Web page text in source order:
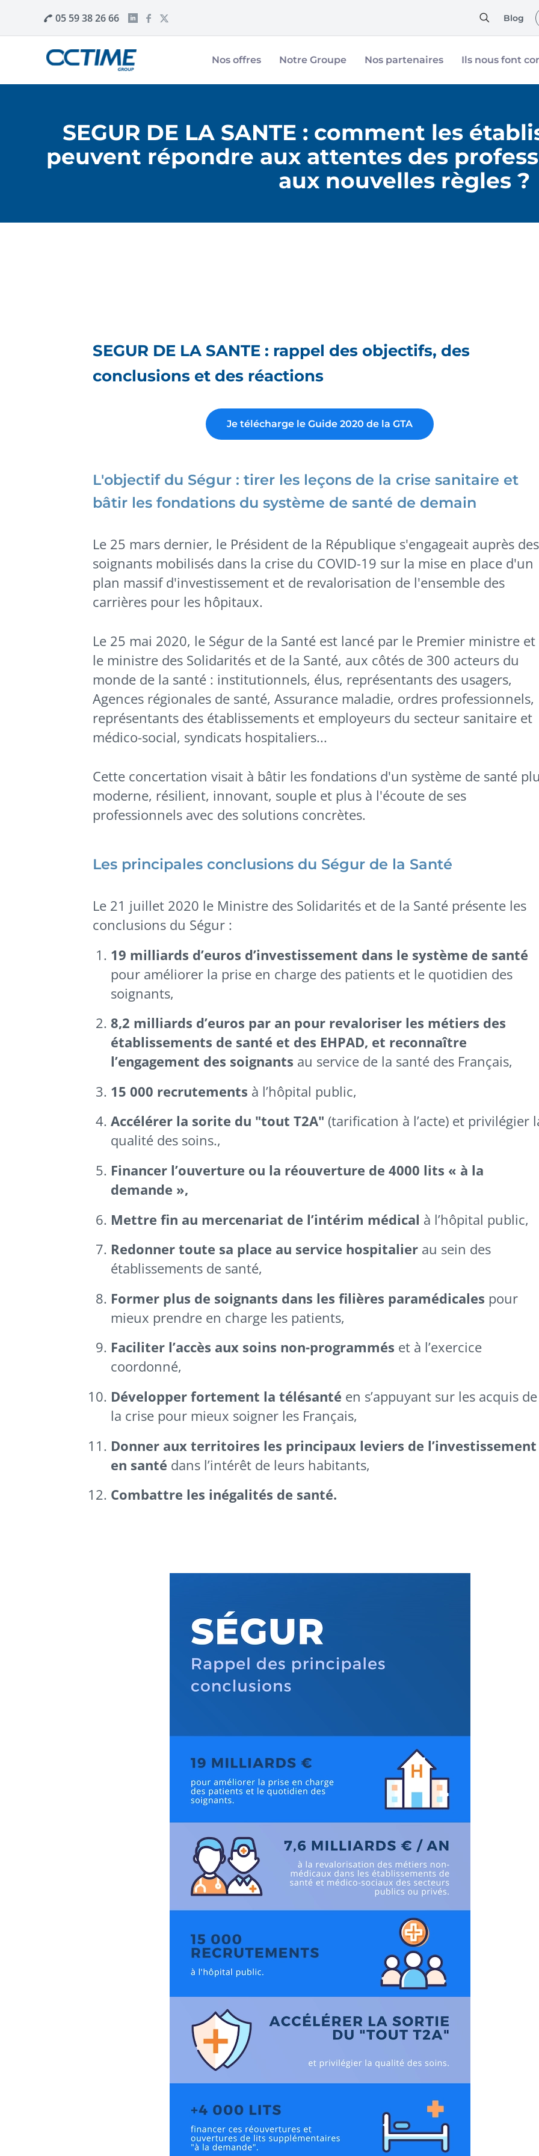
05 59 38 26 66 Blog
Nos offres Notre Groupe Nos partenaires Ils nous font
SEGUR DE LA SANTE : comment les
peuvent répondre aux attentes des
aux nouvelles règles ?
SEGUR DE LA SANTE : rappel des objectifs, des
conclusions et des réactions
Je télécharge le Guide 2020 de la GTA
L'objectif du Ségur : tirer les leçons de la crise sanitaire et
bâtir les fondations du système de santé de demain
Le 25 mars dernier, le Président de la République s'engageait auprès des
soignants mobilisés dans la crise du COVID-19 sur la mise en place d'un
plan massif d'investissement et de revalorisation de l'ensemble des
carrières pour les hôpitaux.
Le 25 mai 2020, le Ségur de la Santé est lancé par le Premier ministre et
le ministre des Solidarités et de la Santé, aux côtés de 300 acteurs du
monde de la santé : institutionnels, élus, représentants des usagers,
Agences régionales de santé, Assurance maladie, ordres professionnels,
représentants des établissements et employeurs du secteur sanitaire et
médico-social, syndicats hospitaliers...
Cette concertation visait à bâtir les fondations d'un système de santé
moderne, résilient, innovant, souple et plus à l'écoute de ses
professionnels avec des solutions concrètes.
Les principales conclusions du Ségur de la Santé
Le 21 juillet 2020 le Ministre des Solidarités et de la Santé présente les
conclusions du Ségur :
19 milliards d’euros d’investissement dans le système de santé
pour améliorer la prise en charge des patients et le quotidien des
soignants,
8,2 milliards d’euros par an pour revaloriser les métiers des
établissements de santé et des EHPAD, et reconnaître
l’engagement des soignants au service de la santé des Français,
15 000 recrutements à l’hôpital public,
Accélérer la sorite du "tout T2A" (tarification à l’acte) et privilégier
qualité des soins.,
Financer l’ouverture ou la réouverture de 4000 lits « à la
demande »,
Mettre fin au mercenariat de l’intérim médical à l’hôpital public,
Redonner toute sa place au service hospitalier au sein des
établissements de santé,
Former plus de soignants dans les filières paramédicales pour
mieux prendre en charge les patients,
Faciliter l’accès aux soins non-programmés et à l’exercice
coordonné,
Développer fortement la télésanté en s’appuyant sur les acquis de
la crise pour mieux soigner les Français,
Donner aux territoires les principaux leviers de l’investissement
en santé dans l’intérêt de leurs habitants,
Combattre les inégalités de santé.